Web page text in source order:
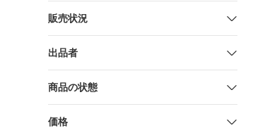
販売状況
出品者
商品の状態
価格